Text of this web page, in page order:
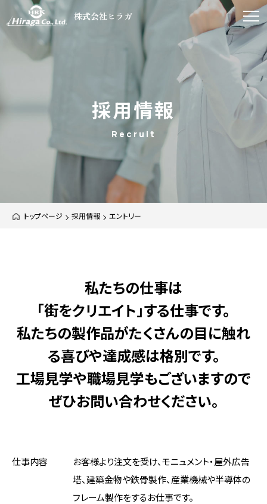
株式会社ヒラガ
採用情報
Recruit
トップページ 採用情報 エントリー
私たちの仕事は
「街をクリエイト」する仕事です。
私たちの製作品がたくさんの目に触れ
る喜びや達成感は格別です。
工場見学や職場見学もございますので
ぜひお問い合わせください。
仕事内容
お客様より注文を受け、モニュメント・屋外広告
塔、建築金物や鉄骨製作、産業機械や半導体の
フレーム製作をするお仕事です。